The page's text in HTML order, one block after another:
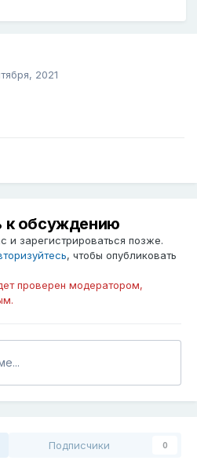
2021
к обсуждению
и зарегистрироваться позже.
, чтобы опубликовать
проверен модератором,
Подписчики 0